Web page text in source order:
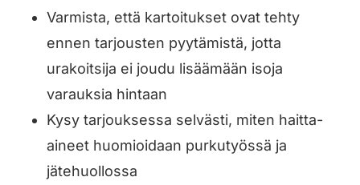
Varmista, että kartoitukset ovat tehty
ennen tarjousten pyytämistä, jotta
urakoitsija ei joudu lisäämään isoja
varauksia hintaan
Kysy tarjouksessa selvästi, miten haitta-
aineet huomioidaan purkutyössä ja
jätehuollossa